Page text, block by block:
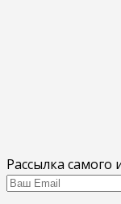
Рассылка самого